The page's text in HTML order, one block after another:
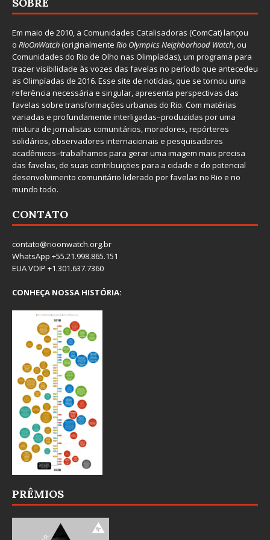
SOBRE
Em maio de 2010, a Comunidades Catalisadoras (ComCat) lançou
o RioOnWatch(originalmente Rio Olympics Neighborhood Watch, ou
Comunidades do Rio de Olho nas Olimpíadas), um programa para
trazer visibilidade às vozes das favelas no período que antecedeu
as Olimpíadas de 2016. Esse site de notícias, que se tornou uma
referência necessária e singular, apresenta perspectivas das
favelas sobre transformações urbanas do Rio. Com matérias
variadas e profundamente interligadas–produzidas por uma
mistura de jornalistas comunitários, moradores, repórteres
solidários, observadores internacionais e pesquisadores
acadêmicos–trabalhamos para gerar uma imagem mais precisa
das favelas, de suas contribuições para a cidade e do potencial
desenvolvimento comunitário liderado por favelas no Rio e no
mundo todo.
CONTATO
contato@rioonwatch.org.br
WhatsApp +55.21.998.865.151
EUA VOIP +1.301.637.7360
CONHEÇA NOSSA HISTÓRIA:
PRÊMIOS